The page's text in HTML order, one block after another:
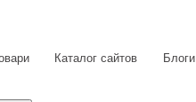
Каталог сайтов Блоги